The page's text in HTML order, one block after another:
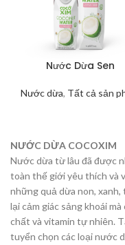
Nước Dừa Sen
Nước dừa, Tất cả sản
NƯỚC DỪA COCOXIM
Nước dừa từ lâu đã được
toàn thế giới yêu thích và
những quả dừa non,
lại cảm giác sảng khoái
chất và vitamin tự nhiên.
tuyển chọn các loại nước